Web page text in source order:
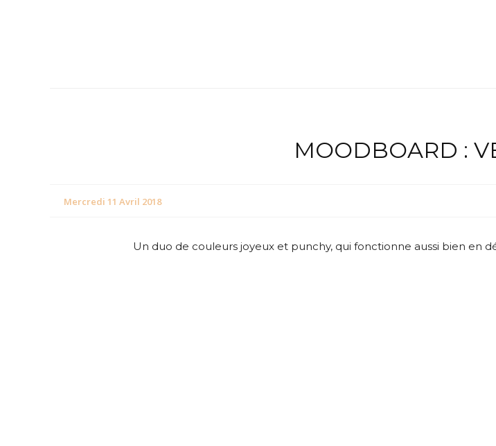
MOODBOARD :
Mercredi 11 Avril 2018
Un duo de couleurs joyeux et punchy, qui fonctionne aussi bien en